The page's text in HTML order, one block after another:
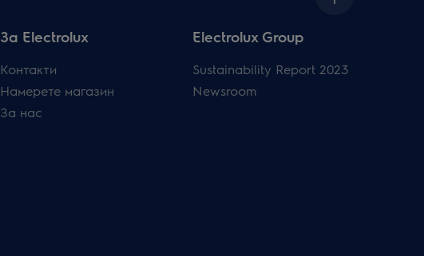
За Electrolux
Контакти
Намерете магазин
За нас
Electrolux Group
Sustainability Report 2023
Newsroom